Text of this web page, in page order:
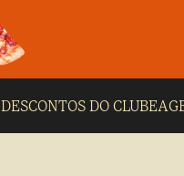
DESCONTOS DO CLUBE